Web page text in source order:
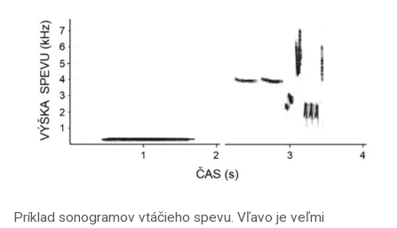
Príklad sonogramov vtáčieho spevu. Vľavo je veľmi